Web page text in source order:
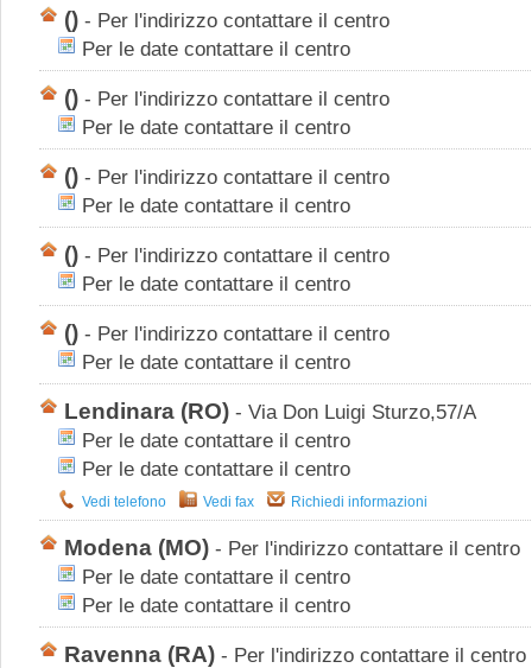
() - Per l'indirizzo contattare il centro
Per le date contattare il centro
() - Per l'indirizzo contattare il centro
Per le date contattare il centro
() - Per l'indirizzo contattare il centro
Per le date contattare il centro
() - Per l'indirizzo contattare il centro
Per le date contattare il centro
() - Per l'indirizzo contattare il centro
Per le date contattare il centro
Lendinara (RO) - Via Don Luigi Sturzo,57/A
Per le date contattare il centro
Per le date contattare il centro
Vedi telefono Vedi fax Richiedi informazioni
Modena (MO) - Per l'indirizzo contattare il centro
Per le date contattare il centro
Per le date contattare il centro
Ravenna (RA) - Per l'indirizzo contattare il centro